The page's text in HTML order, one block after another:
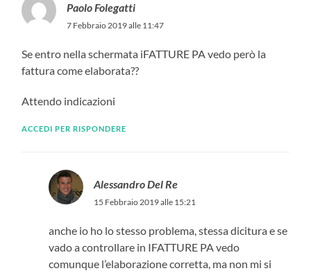
Paolo Folegatti
7 Febbraio 2019 alle 11:47
Se entro nella schermata iFATTURE PA vedo però la
fattura come elaborata??
Attendo indicazioni
ACCEDI PER RISPONDERE
Alessandro Del Re
15 Febbraio 2019 alle 15:21
anche io ho lo stesso problema, stessa dicitura e se
vado a controllare in IFATTURE PA vedo
comunque l’elaborazione corretta, ma non mi si